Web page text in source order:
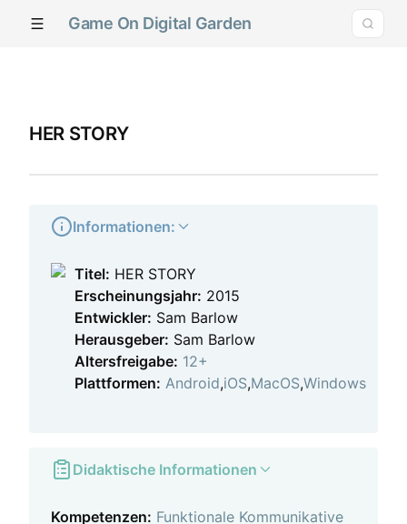
Game On Digital Garden
HER STORY
Informationen:
Titel: HER STORY
Erscheinungsjahr: 2015
Entwickler: Sam Barlow
Herausgeber: Sam Barlow
Altersfreigabe: 12+
Plattformen: Android,iOS,MacOS,Windows
Didaktische Informationen
Kompetenzen: Funktionale Kommunikative